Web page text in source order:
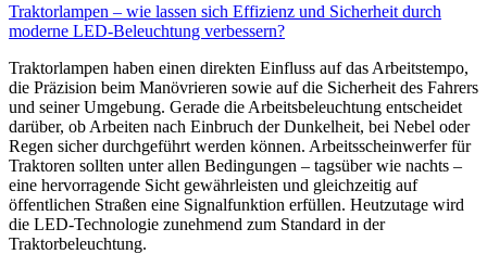
Traktorlampen – wie lassen sich Effizienz und Sicherheit durch
moderne LED-Beleuchtung verbessern?
Traktorlampen haben einen direkten Einfluss auf das Arbeitstempo,
die Präzision beim Manövrieren sowie auf die Sicherheit des Fahrers
und seiner Umgebung. Gerade die Arbeitsbeleuchtung entscheidet
darüber, ob Arbeiten nach Einbruch der Dunkelheit, bei Nebel oder
Regen sicher durchgeführt werden können. Arbeitsscheinwerfer für
Traktoren sollten unter allen Bedingungen – tagsüber wie nachts –
eine hervorragende Sicht gewährleisten und gleichzeitig auf
öffentlichen Straßen eine Signalfunktion erfüllen. Heutzutage wird
die LED-Technologie zunehmend zum Standard in der
Traktorbeleuchtung.